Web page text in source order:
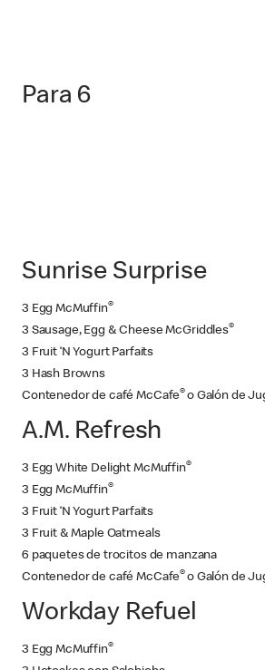
Para 6
Sunrise Surprise
3 Egg McMuffin®
3 Sausage, Egg & Cheese McGriddles®
3 Fruit ‘N Yogurt Parfaits
3 Hash Browns
Contenedor de café McCafe® o Galón de
A.M. Refresh
3 Egg White Delight McMuffin®
3 Egg McMuffin®
3 Fruit ‘N Yogurt Parfaits
3 Fruit & Maple Oatmeals
6 paquetes de trocitos de manzana
Contenedor de café McCafe® o Galón de
Workday Refuel
3 Egg McMuffin®